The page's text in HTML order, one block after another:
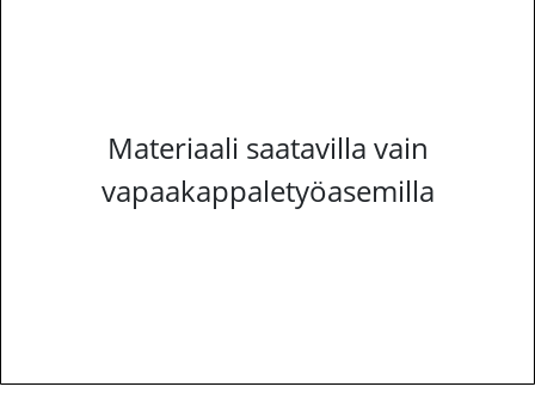
Materiaali saatavilla vain
vapaakappaletyöasemilla